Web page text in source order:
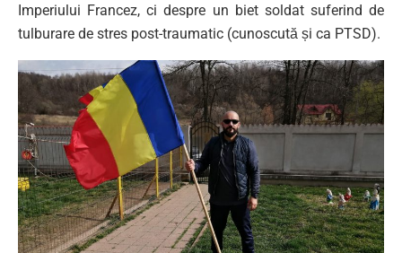
Imperiului Francez, ci despre un biet soldat suferind de
tulburare de stres post-traumatic (cunoscută și ca PTSD).